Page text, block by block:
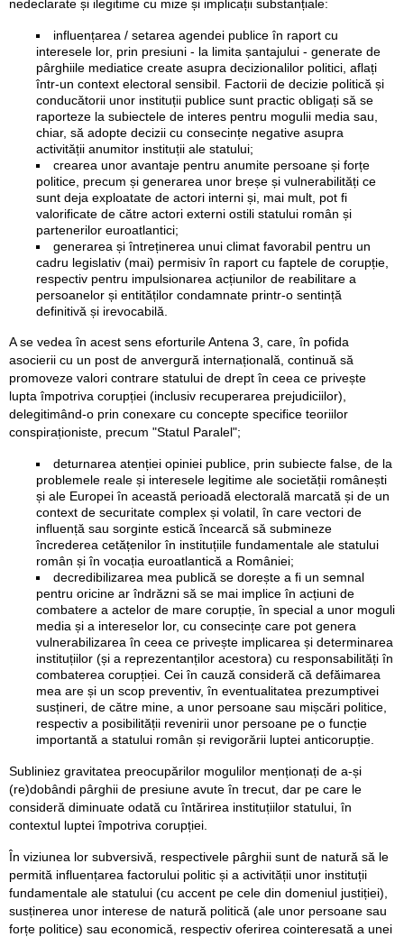
nedeclarate și ilegitime cu mize și implicații substanțiale:
influențarea / setarea agendei publice în raport cu
interesele lor, prin presiuni - la limita șantajului - generate de
pârghiile mediatice create asupra decizionalilor politici, aflați
într-un context electoral sensibil. Factorii de decizie politică și
conducătorii unor instituții publice sunt practic obligați să se
raporteze la subiectele de interes pentru mogulii media sau,
chiar, să adopte decizii cu consecințe negative asupra
activității anumitor instituții ale statului;
crearea unor avantaje pentru anumite persoane și forțe
politice, precum și generarea unor breșe și vulnerabilități ce
sunt deja exploatate de actori interni și, mai mult, pot fi
valorificate de către actori externi ostili statului român și
partenerilor euroatlantici;
generarea și întreținerea unui climat favorabil pentru un
cadru legislativ (mai) permisiv în raport cu faptele de corupție,
respectiv pentru impulsionarea acțiunilor de reabilitare a
persoanelor și entităților condamnate printr-o sentință
definitivă și irevocabilă.
A se vedea în acest sens eforturile Antena 3, care, în pofida
asocierii cu un post de anvergură internațională, continuă să
promoveze valori contrare statului de drept în ceea ce privește
lupta împotriva corupției (inclusiv recuperarea prejudiciilor),
delegitimând-o prin conexare cu concepte specifice teoriilor
conspiraționiste, precum "Statul Paralel";
deturnarea atenției opiniei publice, prin subiecte false, de la
problemele reale și interesele legitime ale societății românești
și ale Europei în această perioadă electorală marcată și de un
context de securitate complex și volatil, în care vectori de
influență sau sorginte estică încearcă să submineze
încrederea cetățenilor în instituțiile fundamentale ale statului
român și în vocația euroatlantică a României;
decredibilizarea mea publică se dorește a fi un semnal
pentru oricine ar îndrăzni să se mai implice în acțiuni de
combatere a actelor de mare corupție, în special a unor moguli
media și a intereselor lor, cu consecințe care pot genera
vulnerabilizarea în ceea ce privește implicarea și determinarea
instituțiilor (și a reprezentanților acestora) cu responsabilități în
combaterea corupției. Cei în cauză consideră că defăimarea
mea are și un scop preventiv, în eventualitatea prezumptivei
susțineri, de către mine, a unor persoane sau mișcări politice,
respectiv a posibilității revenirii unor persoane pe o funcție
importantă a statului român și revigorării luptei anticorupție.
Subliniez gravitatea preocupărilor mogulilor menționați de a-și
(re)dobândi pârghii de presiune avute în trecut, dar pe care le
consideră diminuate odată cu întărirea instituțiilor statului, în
contextul luptei împotriva corupției.
În viziunea lor subversivă, respectivele pârghii sunt de natură să le
permită influențarea factorului politic și a activității unor instituții
fundamentale ale statului (cu accent pe cele din domeniul justiției),
susținerea unor interese de natură politică (ale unor persoane sau
forțe politice) sau economică, respectiv oferirea cointeresată a unei